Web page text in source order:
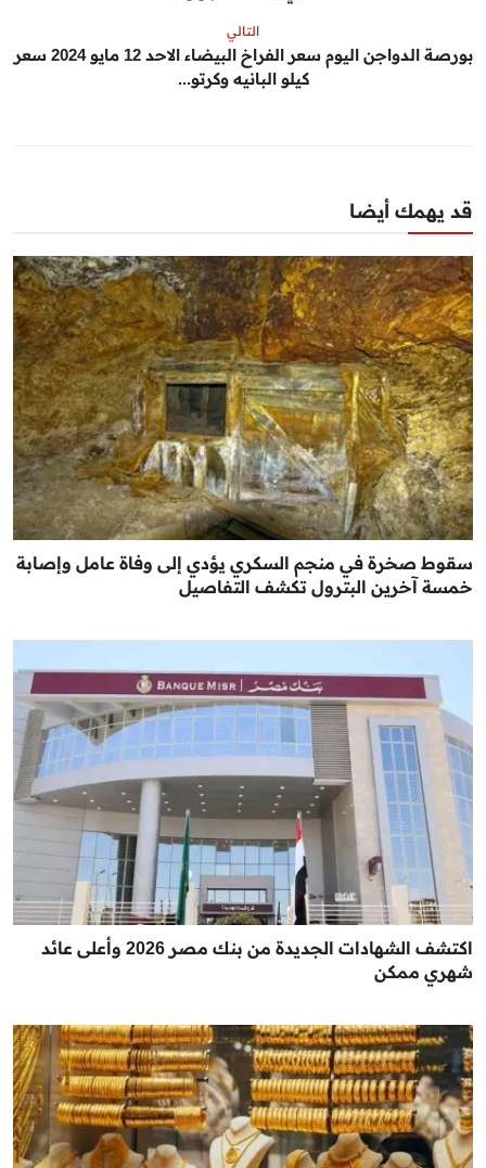
التالي
بورصة الدواجن اليوم سعر الفراخ البيضاء الاحد 12 مايو 2024 سعر
كيلو البانيه وكرتو...
قد يهمك أيضا
سقوط صخرة في منجم السكري يؤدي إلى وفاة عامل وإصابة
خمسة آخرين البترول تكشف التفاصيل
اكتشف الشهادات الجديدة من بنك مصر 2026 وأعلى عائد
شهري ممكن